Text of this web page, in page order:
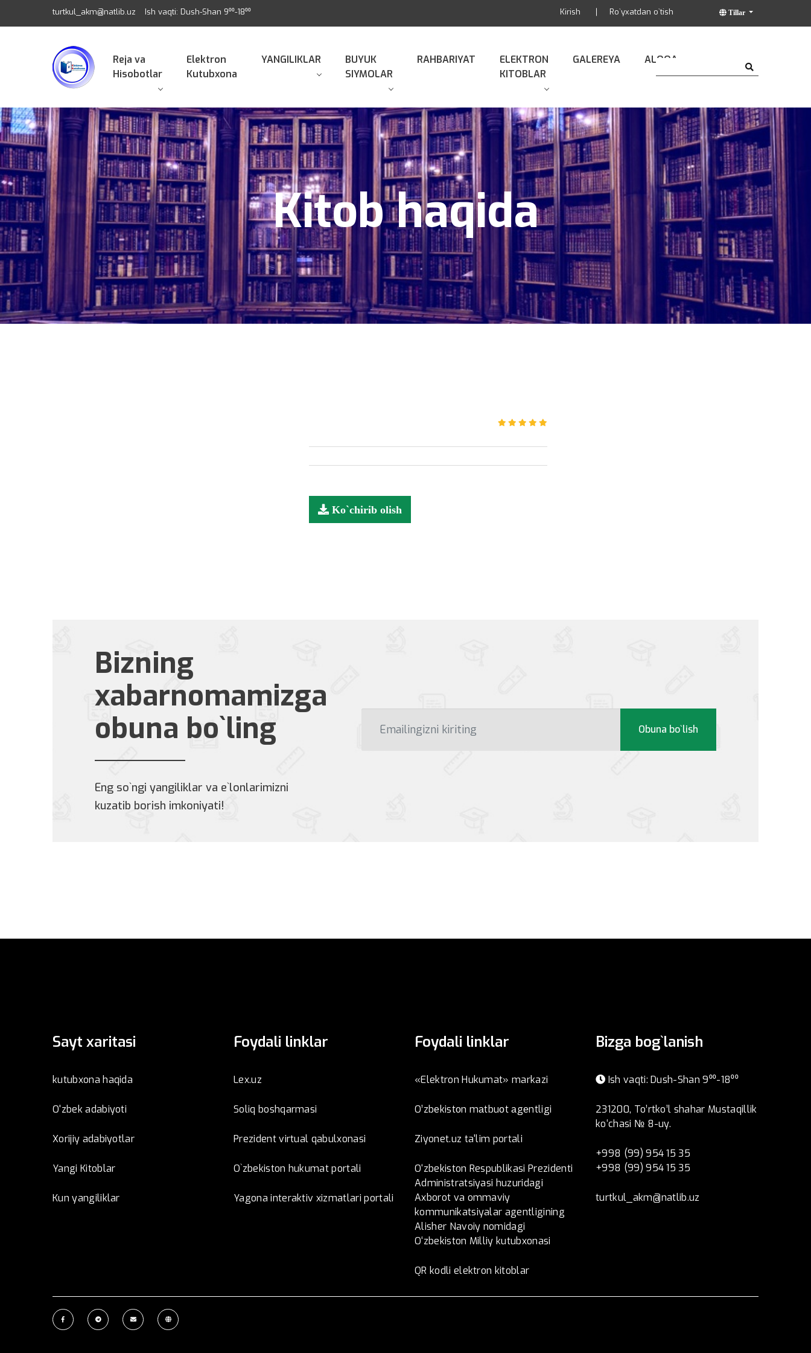
turtkul_akm@natlib.uz Ish vaqti: Dush-Shan 9⁰⁰-18⁰⁰ Tillar
Kirish Ro`yxatdan o`tish
Reja va
Hisobotlar
Elektron
Kutubxona
YANGILIKLAR
BUYUK
SIYMOLAR
RAHBARIYAT
ELEKTRON
KITOBLAR
GALEREYA ALOQA
Kitob haqida
Ko`chirib olish
Bizning
xabarnomamizga
obuna bo`ling
Eng so`ngi yangiliklar va e`lonlarimizni
kuzatib borish imkoniyati!
Obuna bo`lish
Sayt xaritasi
kutubxona haqida
O'zbek adabiyoti
Xorijiy adabiyotlar
Yangi Kitoblar
Kun yangiliklar
Foydali linklar
Lex.uz
Soliq boshqarmasi
Prezident virtual qabulxonasi
O`zbekiston hukumat portali
Yagona interaktiv xizmatlari portali
Foydali linklar
«Elektron Hukumat» markazi
O’zbеkistоn mаtbuоt аgеntligi
Ziyonet.uz ta'lim portali
O‘zbekiston Respublikasi Prezidenti
Administratsiyasi huzuridagi
Axborot va ommaviy
kommunikatsiyalar agentligining
Alisher Navoiy nomidagi
O‘zbekiston Milliy kutubxonasi
QR kodli elektron kitoblar
Bizga bog`lanish
Ish vaqti: Dush-Shan 9⁰⁰-18⁰⁰
231200, To’rtko’l shahar Mustaqillik
ko‘chasi № 8-uy.
+998 (99) 954 15 35
+998 (99) 954 15 35
turtkul_akm@natlib.uz